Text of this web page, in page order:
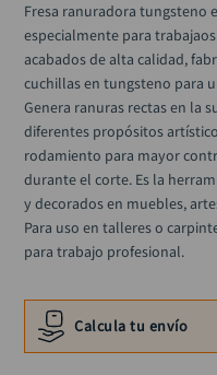
Fresa ranuradora tungsteno
especialmente para
acabados de alta calidad,
cuchillas en tungsteno para
Genera ranuras rectas en la
diferentes propósitos
rodamiento para mayor
durante el corte. Es la
y decorados en muebles,
Para uso en talleres o
para trabajo profesional.
Calcula tu envío
black decker